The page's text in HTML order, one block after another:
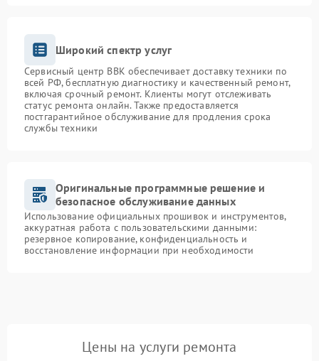
Широкий спектр услуг
Сервисный центр BBK обеспечивает доставку техники по
всей РФ, бесплатную диагностику и качественный ремонт,
включая срочный ремонт. Клиенты могут отслеживать
статус ремонта онлайн. Также предоставляется
постгарантийное обслуживание для продления срока
службы техники
Оригинальные программные решение и
безопасное обслуживание данных
Использование официальных прошивок и инструментов,
аккуратная работа с пользовательскими данными:
резервное копирование, конфиденциальность и
восстановление информации при необходимости
Цены на услуги ремонта